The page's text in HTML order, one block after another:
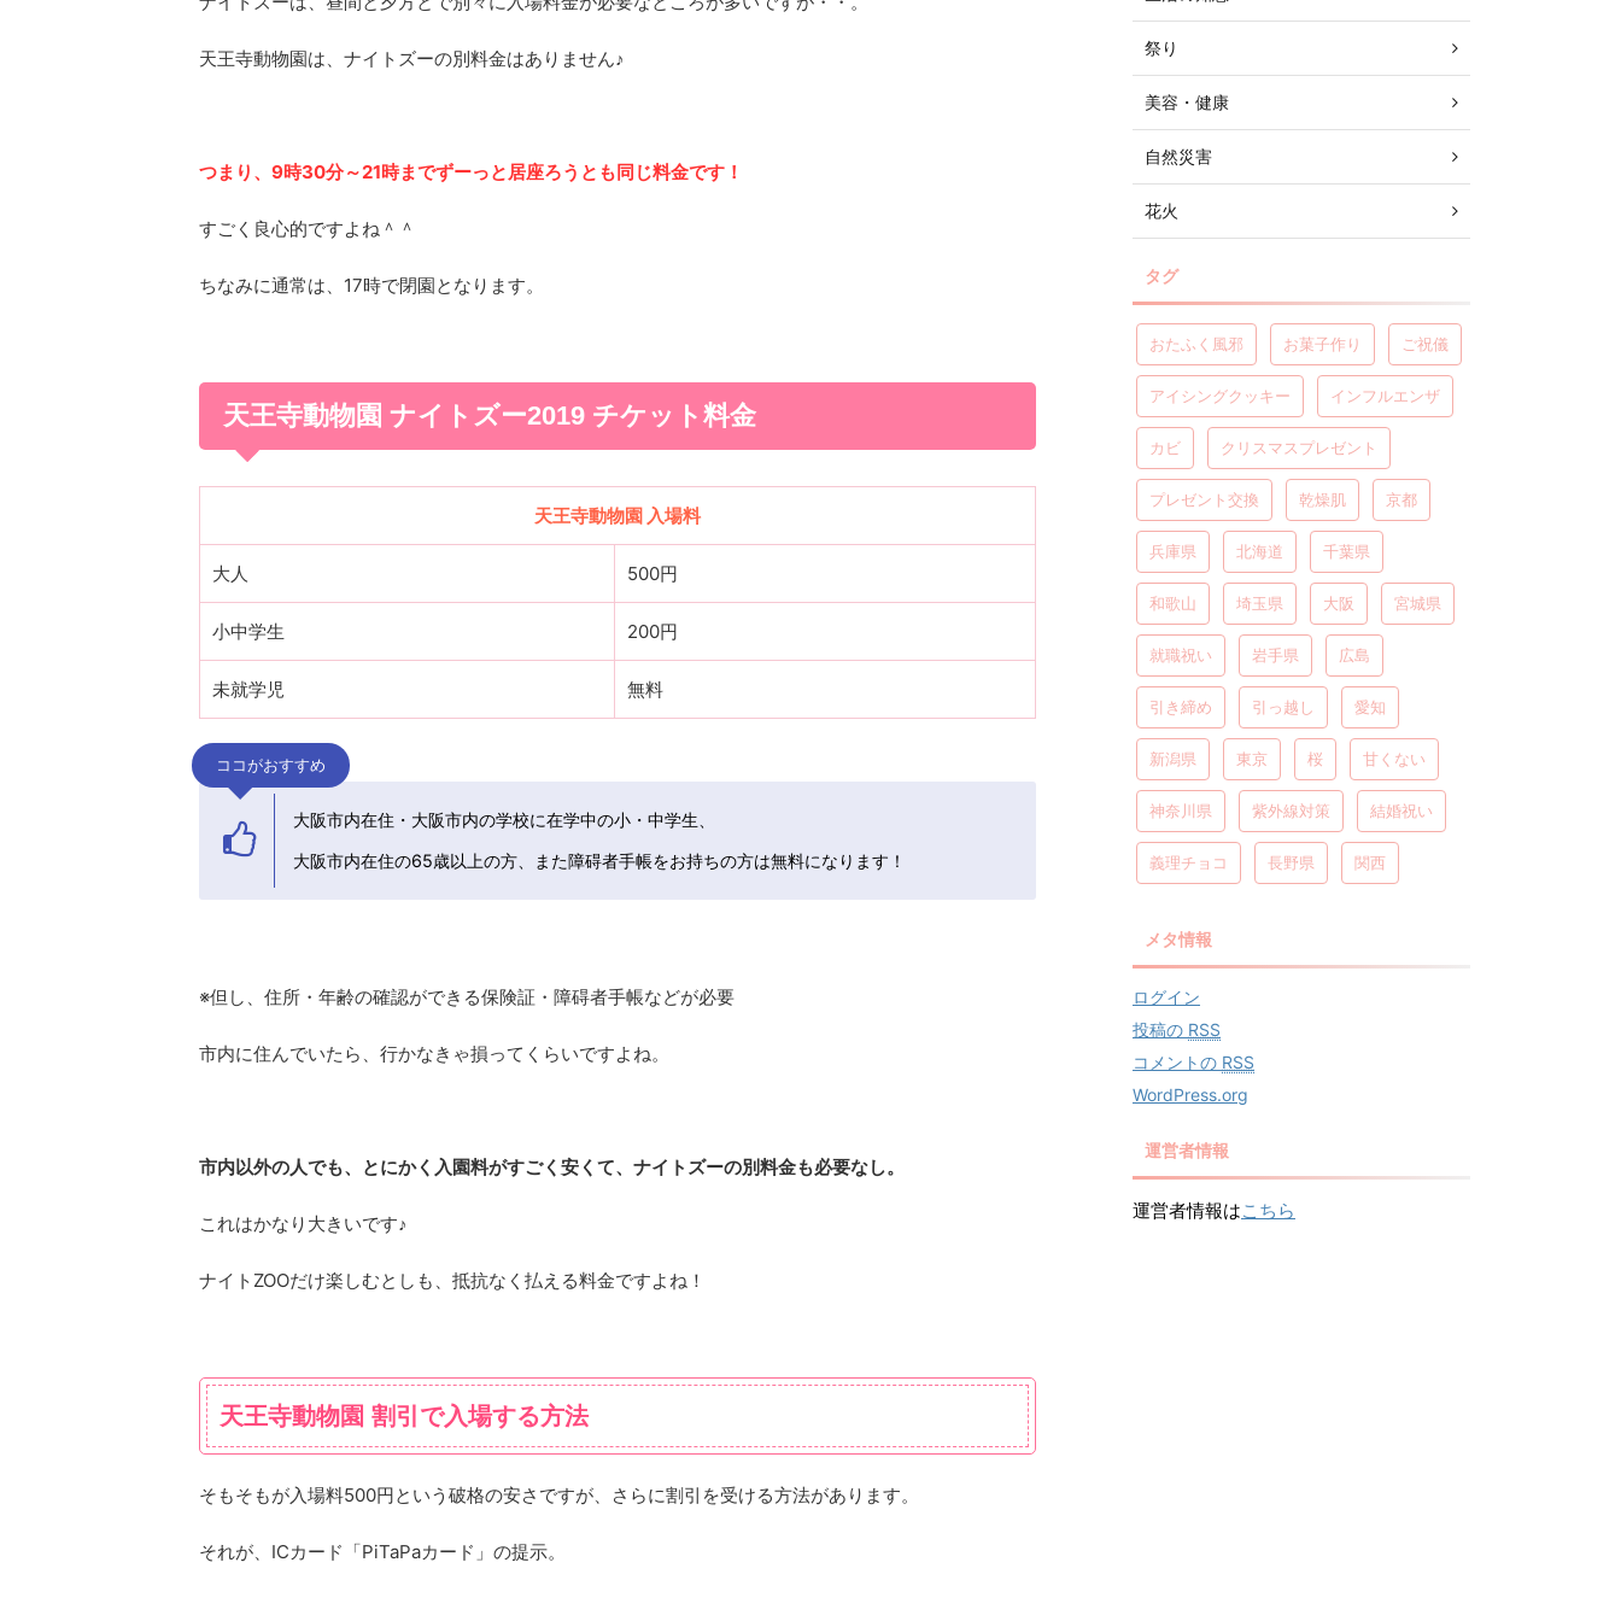
天王寺動物園は、ナイトズーの別料金はありません♪
つまり、9時30分～21時までずーっと居座ろうとも同じ料金です！
すごく良心的ですよね＾＾
ちなみに通常は、17時で閉園となります。
天王寺動物園 ナイトズー2019 チケット料金
天王寺動物園 入場料
大人 500円
小中学生 200円
未就学児 無料
ココがおすすめ
大阪市内在住・大阪市内の学校に在学中の小・中学生、
大阪市内在住の65歳以上の方、また障碍者手帳をお持ちの方は無料になります！
※但し、住所・年齢の確認ができる保険証・障碍者手帳などが必要
市内に住んでいたら、行かなきゃ損ってくらいですよね。
市内以外の人でも、とにかく入園料がすごく安くて、ナイトズーの別料金も必要なし。
これはかなり大きいです♪
ナイトZOOだけ楽しむとしも、抵抗なく払える料金ですよね！
天王寺動物園 割引で入場する方法
そもそもが入場料500円という破格の安さですが、さらに割引を受ける方法があります。
それが、ICカード「PiTaPaカード」の提示。
祭り
美容・健康
自然災害
花火
タグ
おたふく風邪 お菓子作り ご祝儀
アイシングクッキー インフルエンザ
カビ クリスマスプレゼント
プレゼント交換 乾燥肌 京都
兵庫県 北海道 千葉県
和歌山 埼玉県 大阪 宮城県
就職祝い 岩手県 広島
引き締め 引っ越し 愛知
新潟県 東京 桜 甘くない
神奈川県 紫外線対策 結婚祝い
義理チョコ 長野県 関西
メタ情報
ログイン
投稿の RSS
コメントの RSS
WordPress.org
運営者情報
運営者情報はこちら